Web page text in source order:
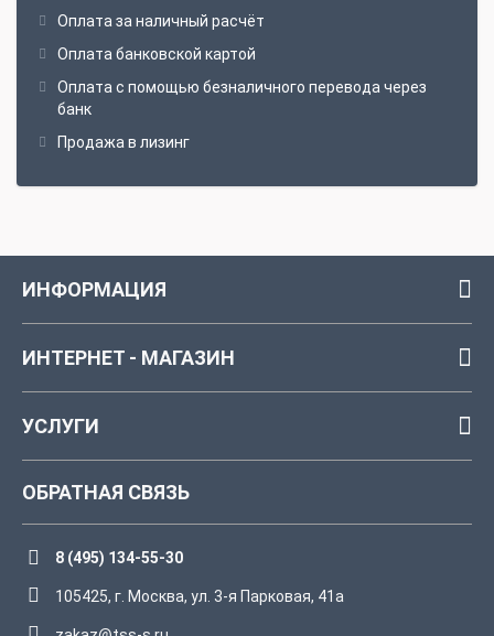
Оплата за наличный расчёт
Оплата банковской картой
Оплата с помощью безналичного перевода через
банк
Продажа в лизинг
ИНФОРМАЦИЯ
ИНТЕРНЕТ - МАГАЗИН
УСЛУГИ
ОБРАТНАЯ СВЯЗЬ
8 (495) 134-55-30
105425, г. Москва, ул. 3-я Парковая, 41а